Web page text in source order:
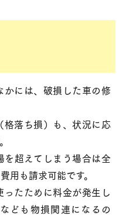
かには、破損した車の修
格落ち損）も、状況に応
を超えてしまう場合は全
用も請求可能です。
ったために料金が発生し
ども物損関連になるの